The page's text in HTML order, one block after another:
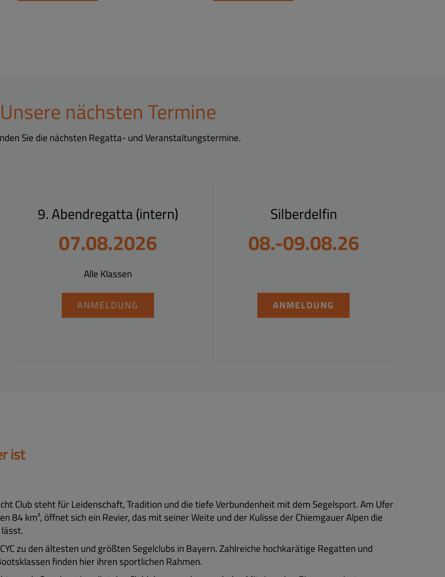
Unsere nächsten Termine
Sie die nächsten Regatta- und Veranstaltungstermine.
9. Abendregatta (intern)
07.08.2026
Alle Klassen
ANMELDUNG
Silberdelfin
08.-09.08.26
ANMELDUNG
ist
Club steht für Leidenschaft, Tradition und die tiefe Verbundenheit mit dem Segelsport. Am Ufer
84 km², öffnet sich ein Revier, das mit seiner Weite und der Kulisse der Chiemgauer Alpen die
zu den ältesten und größten Segelclubs in Bayern. Zahlreiche hochkarätige Regatten und
finden hier ihren sportlichen Rahmen.